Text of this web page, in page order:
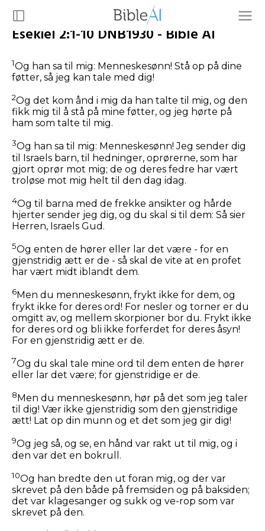
Esekiel 2:1-10 DNB1930 - Bible AI
1Og han sa til mig: Menneskesønn! Stå op på dine
føtter, så jeg kan tale med dig!
2Og det kom ånd i mig da han talte til mig, og den
fikk mig til å stå på mine føtter, og jeg hørte på
ham som talte til mig.
3Og han sa til mig: Menneskesønn! Jeg sender dig
til Israels barn, til hedninger, oprørerne, som har
gjort oprør mot mig; de og deres fedre har vært
troløse mot mig helt til den dag idag.
4Og til barna med de frekke ansikter og hårde
hjerter sender jeg dig, og du skal si til dem: Så sier
Herren, Israels Gud.
5Og enten de hører eller lar det være - for en
gjenstridig ætt er de - så skal de vite at en profet
har vært midt iblandt dem.
6Men du menneskesønn, frykt ikke for dem, og
frykt ikke for deres ord! For nesler og torner er du
omgitt av, og mellem skorpioner bor du. Frykt ikke
for deres ord og bli ikke forferdet for deres åsyn!
For en gjenstridig ætt er de.
7Og du skal tale mine ord til dem enten de hører
eller lar det være; for gjenstridige er de.
8 Men du menneskesønn, hør på det som jeg taler
til dig! Vær ikke gjenstridig som den gjenstridige
ætt! Lat op din munn og et det som jeg gir dig!
9Og jeg så, og se, en hånd var rakt ut til mig, og i
den var det en bokrull.
10Og han bredte den ut foran mig, og der var
skrevet på den både på fremsiden og på baksiden;
det var klagesanger og sukk og ve-rop som var
skrevet på den.